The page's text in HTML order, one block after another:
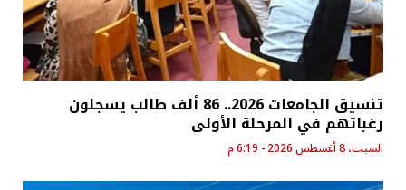
تنسيق الجامعات 2026.. 86 ألف طالب يسجلون
رغباتهم في المرحلة الأولى
السبت، 8 أغسطس 2026 - 6:19 م